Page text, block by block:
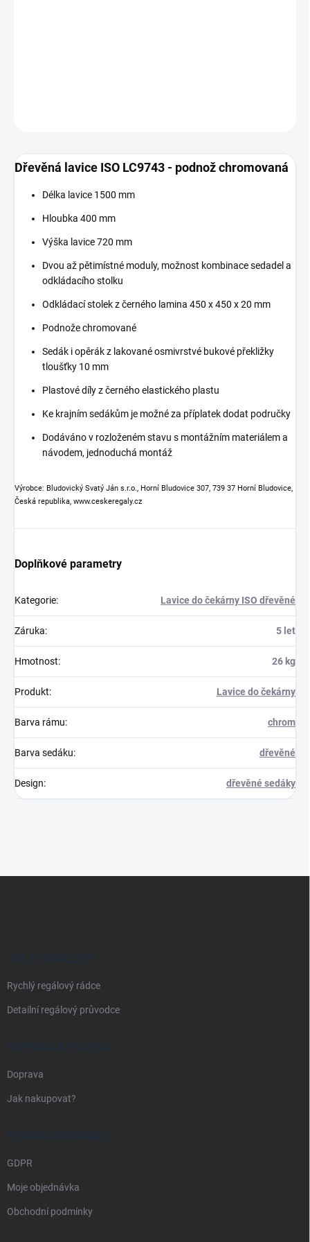
Dřevěná lavice ISO LC9743 - podnož chromovaná
Délka lavice 1500 mm
Hloubka 400 mm
Výška lavice 720 mm
Dvou až pětimístné moduly, možnost kombinace sedadel a
odkládacího stolku
Odkládací stolek z černého lamina 450 x 450 x 20 mm
Podnože chromované
Sedák i opěrák z lakované osmivrstvé bukové překližky
tloušťky 10 mm
Plastové díly z černého elastického plastu
Ke krajním sedákům je možné za příplatek dodat područky
Dodáváno v rozloženém stavu s montážním materiálem a
návodem, jednoduchá montáž
Výrobce: Bludovický Svatý Ján s.r.o., Horní Bludovice 307, 739 37 Horní Bludovice,
Česká republika, www.ceskeregaly.cz
Doplňkové parametry
Kategorie: Lavice do čekárny ISO dřevěné
Záruka: 5 let
Hmotnost: 26 kg
Produkt: Lavice do čekárny
Barva rámu: chrom
Barva sedáku: dřevěné
Design: dřevěné sedáky
VŠE O REGÁLECH
Rychlý regálový rádce
Detailní regálový průvodce
DOPRAVA A PLATBA
Doprava
Jak nakupovat?
PRÁVNÍ INFORMACE
GDPR
Moje objednávka
Obchodní podmínky